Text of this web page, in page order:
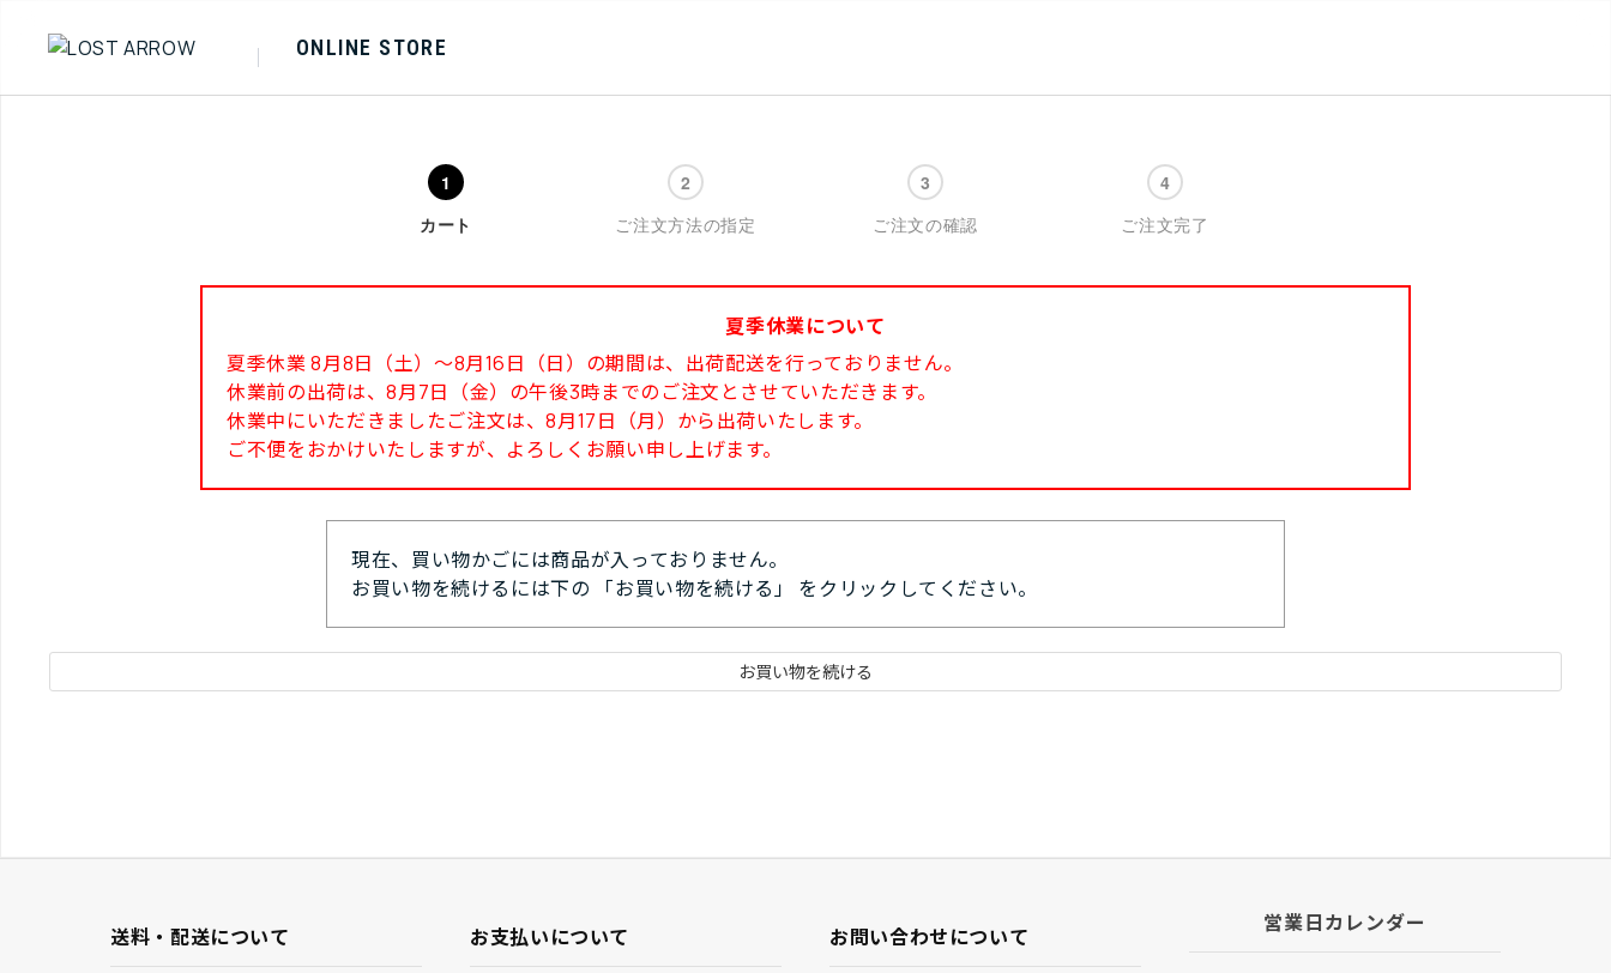
ONLINE STORE
カート ご注文方法の指定 ご注文の確認 ご注文完了
夏季休業について
夏季休業 8月8日（土）～8月16日（日）の期間は、出荷配送を行っておりません。
休業前の出荷は、8月7日（金）の午後3時までのご注文とさせていただきます。
休業中にいただきましたご注文は、8月17日（月）から出荷いたします。
ご不便をおかけいたしますが、よろしくお願い申し上げます。
現在、買い物かごには商品が入っておりません。
お買い物を続けるには下の 「お買い物を続ける」 をクリックしてください。
送料・配送について お支払いについて お問い合わせについて
営業日カレンダー